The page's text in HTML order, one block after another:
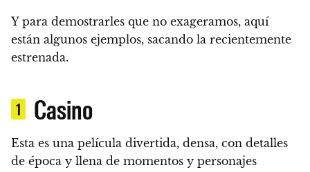
Y para demostrarles que no exageramos, aquí
están algunos ejemplos, sacando la recientemente
estrenada.
1 Casino
Esta es una película divertida, densa, con detalles
de época y llena de momentos y personajes